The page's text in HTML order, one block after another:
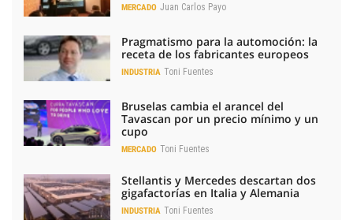
MERCADO Juan Carlos Payo
Pragmatismo para la automoción: la
receta de los fabricantes europeos
INDUSTRIA Toni Fuentes
Bruselas cambia el arancel del
Tavascan por un precio mínimo y un
cupo
MERCADO Toni Fuentes
Stellantis y Mercedes descartan dos
gigafactorías en Italia y Alemania
INDUSTRIA Toni Fuentes